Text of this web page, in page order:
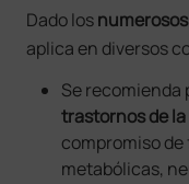
Dado los
aplica en diversos
Se recomienda
trastornos de
compromiso
metabólicas,